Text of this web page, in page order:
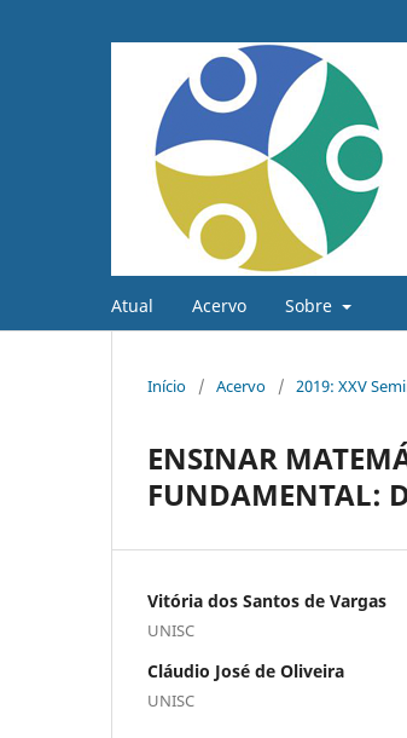
Atual Acervo Sobre
Início / Acervo / 2019: XXV
ENSINAR
FUNDAMENTAL:
Vitória dos Santos de Vargas
UNISC
Cláudio José de Oliveira
UNISC